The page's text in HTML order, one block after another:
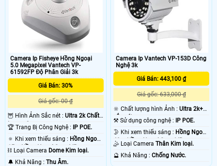
Camera Ip Fisheye Hồng Ngoại
5.0 Megapixel Vantech VP-
61592FP Độ Phân Giải 3k
Giá Bán: 30%
Giá gốc: 00 ₫
🦉 Hình Ảnh Sắc nét : Ultra 2k Chất
Lượng Cao .
🏆 Trang Bị Công Nghệ : IP POE.
🔅 Khi xem thiếu sáng : Hồng Ngoại
15m Hồng Ngoại Smart IR.
⛓ Loại Camera Dome Kim loại.
️🔔 Khả Năng : Thu Âm.
Camera Ip Vantech VP-153D Công
Nghệ 3k
Giá Bán: 443,100 ₫
Giá gốc: 633,000 ₫
🔆 Chất lượng hình Ảnh :Ultra 2k+
sắc nét .
⚒ Sử dụng công nghệ : IP POE.
🌛 Khi xem thiếu sáng : Hồng Ngoại
40m Hồng Ngoại Smart IR.
🤹 Loại CameraThân Kim loại.
️🔮 Khả Năng :Chống Nước.